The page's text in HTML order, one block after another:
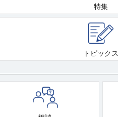
特集
トピックス